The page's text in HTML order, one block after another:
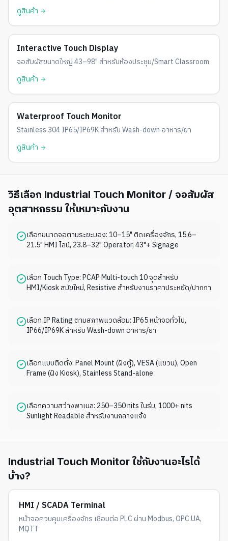
ดูสินค้า
Interactive Touch Display
จอสัมผัสขนาดใหญ่ 43–98" สำหรับห้องประชุม/Smart Classroom
ดูสินค้า
Waterproof Touch Monitor
Stainless 304 IP65/IP69K สำหรับ Wash-down อาหาร/ยา
ดูสินค้า
วิธีเลือก Industrial Touch Monitor / จอสัมผัส
อุตสาหกรรม ให้เหมาะกับงาน
เลือกขนาดจอตามระยะมอง: 10–15" ติดเครื่องจักร, 15.6–
21.5" HMI ไลน์, 23.8–32" Operator, 43"+ Signage
เลือก Touch Type: PCAP Multi-touch 10 จุดสำหรับ
HMI/Kiosk สมัยใหม่, Resistive สำหรับงานราคาประหยัด/ปากกา
เลือก IP Rating ตามสภาพแวดล้อม: IP65 หน้าจอทั่วไป,
IP66/IP69K สำหรับ Wash-down อาหาร/ยา
เลือกแบบติดตั้ง: Panel Mount (ฝังตู้), VESA (แขวน), Open
Frame (ฝัง Kiosk), Stainless Stand-alone
เลือกความสว่างพาเนล: 250–350 nits ในร่ม, 1000+ nits
Sunlight Readable สำหรับงานกลางแจ้ง
Industrial Touch Monitor ใช้กับงานอะไรได้
บ้าง?
HMI / SCADA Terminal
หน้าจอควบคุมเครื่องจักร เชื่อมต่อ PLC ผ่าน Modbus, OPC UA,
MQTT